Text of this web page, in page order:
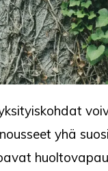
yhä